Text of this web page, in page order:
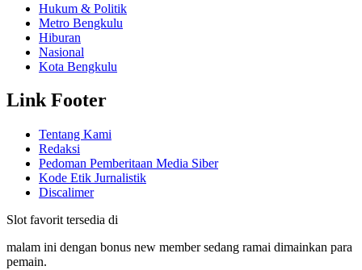
Hukum & Politik
Metro Bengkulu
Hiburan
Nasional
Kota Bengkulu
Link Footer
Tentang Kami
Redaksi
Pedoman Pemberitaan Media Siber
Kode Etik Jurnalistik
Discalimer
Slot favorit tersedia di
malam ini dengan bonus new member sedang ramai dimainkan para
pemain.